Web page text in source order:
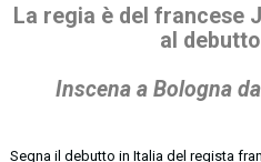
La regia è del francese
al
Inscena a Bologna
Segna il debutto in Italia del regista